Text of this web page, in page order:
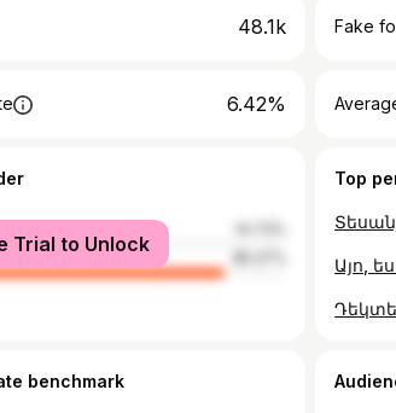
48.1k Fake
6.42%
Trial to Unlock
Top
benchmark